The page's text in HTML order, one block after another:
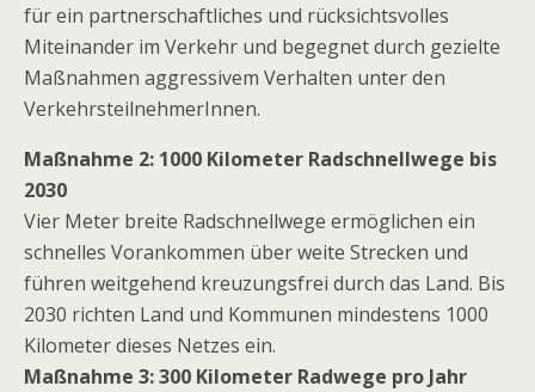
für ein partnerschaftliches und rücksichtsvolles
Miteinander im Verkehr und begegnet durch gezielte
Maßnahmen aggressivem Verhalten unter den
VerkehrsteilnehmerInnen.
Maßnahme 2: 1000 Kilometer Radschnellwege bis
2030
Vier Meter breite Radschnellwege ermöglichen ein
schnelles Vorankommen über weite Strecken und
führen weitgehend kreuzungsfrei durch das Land. Bis
2030 richten Land und Kommunen mindestens 1000
Kilometer dieses Netzes ein.
Maßnahme 3: 300 Kilometer Radwege pro Jahr